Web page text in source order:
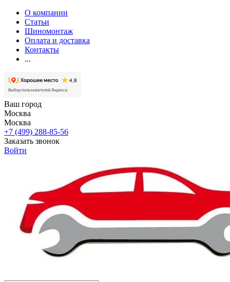
О компании
Статьи
Шиномонтаж
Оплата и доставка
Контакты
...
Ваш город
Москва
Москва
+7 (499) 288-85-56
Заказать звонок
Войти